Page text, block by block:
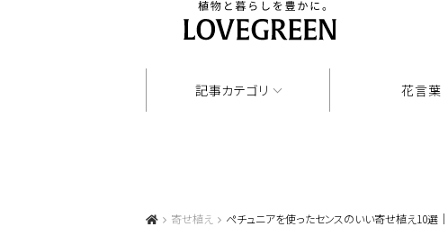
記事カテゴリ 花言葉
寄せ植え ペチュニアを使ったセンスのいい寄せ植え10選